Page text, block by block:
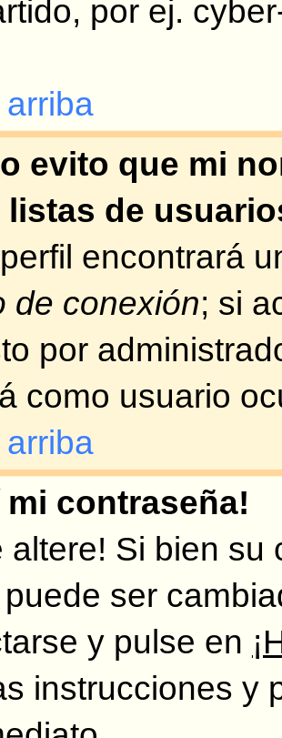
Si no recibió un
correcto. Una de las
es para evitar
foro. Si ninguna de
con su problema,
del foro.
hace tiempo pero
es que: haya
o contraseña
se registró se le
de usuario y
su cuenta por
periódicamente,
si Ud. pasó mucho
nuevos, puede que
de nuevo.